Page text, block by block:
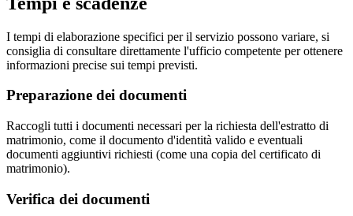
I tempi di elaborazione specifici per il servizio possono variare, si
consiglia di consultare direttamente l'ufficio competente per ottenere
informazioni precise sui tempi previsti.
Preparazione dei documenti
Raccogli tutti i documenti necessari per la richiesta dell'estratto di
matrimonio, come il documento d'identità valido e eventuali
documenti aggiuntivi richiesti (come una copia del certificato di
matrimonio).
Verifica dei documenti